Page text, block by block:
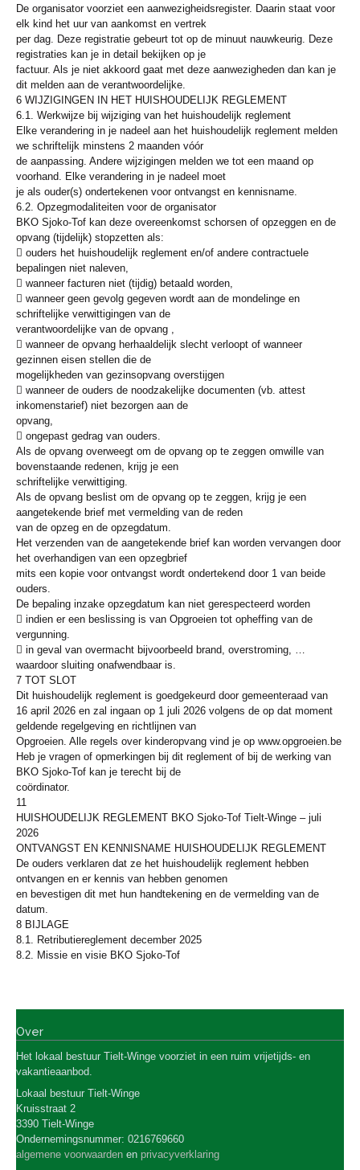
De organisator voorziet een aanwezigheidsregister. Daarin staat voor
elk kind het uur van aankomst en vertrek
per dag. Deze registratie gebeurt tot op de minuut nauwkeurig. Deze
registraties kan je in detail bekijken op je
factuur. Als je niet akkoord gaat met deze aanwezigheden dan kan je
dit melden aan de verantwoordelijke.
6 WIJZIGINGEN IN HET HUISHOUDELIJK REGLEMENT
6.1. Werkwijze bij wijziging van het huishoudelijk reglement
Elke verandering in je nadeel aan het huishoudelijk reglement melden
we schriftelijk minstens 2 maanden vóór
de aanpassing. Andere wijzigingen melden we tot een maand op
voorhand. Elke verandering in je nadeel moet
je als ouder(s) ondertekenen voor ontvangst en kennisname.
6.2. Opzegmodaliteiten voor de organisator
BKO Sjoko-Tof kan deze overeenkomst schorsen of opzeggen en de
opvang (tijdelijk) stopzetten als:
 ouders het huishoudelijk reglement en/of andere contractuele
bepalingen niet naleven,
 wanneer facturen niet (tijdig) betaald worden,
 wanneer geen gevolg gegeven wordt aan de mondelinge en
schriftelijke verwittigingen van de
verantwoordelijke van de opvang ,
 wanneer de opvang herhaaldelijk slecht verloopt of wanneer
gezinnen eisen stellen die de
mogelijkheden van gezinsopvang overstijgen
 wanneer de ouders de noodzakelijke documenten (vb. attest
inkomenstarief) niet bezorgen aan de
opvang,
 ongepast gedrag van ouders.
Als de opvang overweegt om de opvang op te zeggen omwille van
bovenstaande redenen, krijg je een
schriftelijke verwittiging.
Als de opvang beslist om de opvang op te zeggen, krijg je een
aangetekende brief met vermelding van de reden
van de opzeg en de opzegdatum.
Het verzenden van de aangetekende brief kan worden vervangen door
het overhandigen van een opzegbrief
mits een kopie voor ontvangst wordt ondertekend door 1 van beide
ouders.
De bepaling inzake opzegdatum kan niet gerespecteerd worden
 indien er een beslissing is van Opgroeien tot opheffing van de
vergunning.
 in geval van overmacht bijvoorbeeld brand, overstroming, …
waardoor sluiting onafwendbaar is.
7 TOT SLOT
Dit huishoudelijk reglement is goedgekeurd door gemeenteraad van
16 april 2026 en zal ingaan op 1 juli 2026 volgens de op dat moment
geldende regelgeving en richtlijnen van
Opgroeien. Alle regels over kinderopvang vind je op www.opgroeien.be
Heb je vragen of opmerkingen bij dit reglement of bij de werking van
BKO Sjoko-Tof kan je terecht bij de
coördinator.
11
HUISHOUDELIJK REGLEMENT BKO Sjoko-Tof Tielt-Winge – juli
2026
ONTVANGST EN KENNISNAME HUISHOUDELIJK REGLEMENT
De ouders verklaren dat ze het huishoudelijk reglement hebben
ontvangen en er kennis van hebben genomen
en bevestigen dit met hun handtekening en de vermelding van de
datum.
8 BIJLAGE
8.1. Retributiereglement december 2025
8.2. Missie en visie BKO Sjoko-Tof
Over
Het lokaal bestuur Tielt-Winge voorziet in een ruim vrijetijds- en
vakantieaanbod.
Lokaal bestuur Tielt-Winge
Kruisstraat 2
3390 Tielt-Winge
Ondernemingsnummer: 0216769660
algemene voorwaarden en privacyverklaring